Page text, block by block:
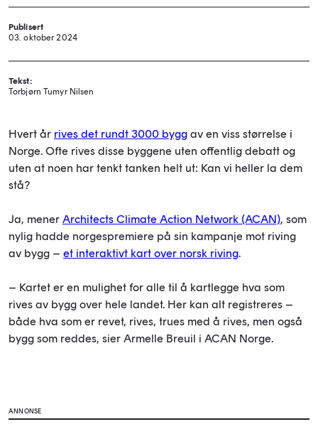
Publisert
03. oktober 2024
Tekst:
Torbjørn Tumyr Nilsen
Hvert år rives det rundt 3000 bygg av en viss størrelse i
Norge. Ofte rives disse byggene uten offentlig debatt og
uten at noen har tenkt tanken helt ut: Kan vi heller la dem
stå?
Ja, mener Architects Climate Action Network (ACAN), som
nylig hadde norgespremiere på sin kampanje mot riving
av bygg – et interaktivt kart over norsk riving.
– Kartet er en mulighet for alle til å kartlegge hva som
rives av bygg over hele landet. Her kan alt registreres –
både hva som er revet, rives, trues med å rives, men også
bygg som reddes, sier Armelle Breuil i ACAN Norge.
ANNONSE